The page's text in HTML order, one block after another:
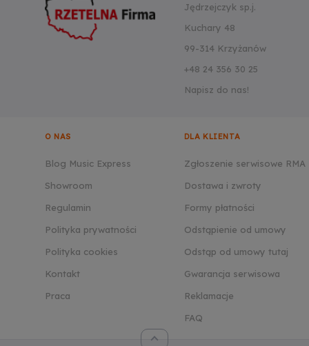
Jędrzejczyk sp.j.
Kuchary 48
99-314 Krzyżanów
+48 24 356 30 25
Napisz do nas!
O NAS
Blog Music Express
Showroom
Regulamin
Polityka prywatności
Polityka cookies
Kontakt
Praca
DLA KLIENTA
Zgłoszenie serwisowe RMA
Dostawa i zwroty
Formy płatności
Odstąpienie od umowy
Odstąp od umowy tutaj
Gwarancja serwisowa
Reklamacje
FAQ